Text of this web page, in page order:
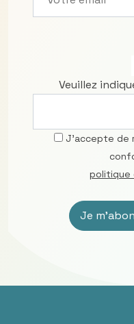
Veuillez
J’accepte de
politique